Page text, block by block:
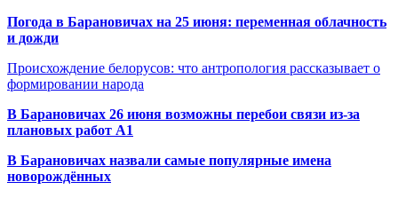
Погода в Барановичах на 25 июня: переменная облачность
и дожди
Происхождение белорусов: что антропология рассказывает о
формировании народа
В Барановичах 26 июня возможны перебои связи из-за
плановых работ A1
В Барановичах назвали самые популярные имена
новорождённых